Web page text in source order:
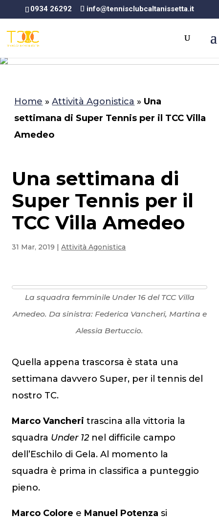
0934 26292 info@tennisclubcaltanissetta.it
Home »Attività Agonistica » Una
settimana di Super Tennis per il TCC Villa
Amedeo
Una settimana di
Super Tennis per il
TCC Villa Amedeo
31 Mar, 2019 |Attività Agonistica
La squadra femminile Under 16 del TCC Villa
Amedeo. Da sinistra: Federica Vancheri, Martina e
Alessia Bertuccio.
Quella appena trascorsa è stata una
settimana davvero Super, per il tennis del
nostro TC.
Marco Vancheri trascina alla vittoria la
squadra Under 12 nel difficile campo
dell’Eschilo di Gela. Al momento la
squadra è prima in classifica a punteggio
pieno.
Marco Colore e Manuel Potenza si